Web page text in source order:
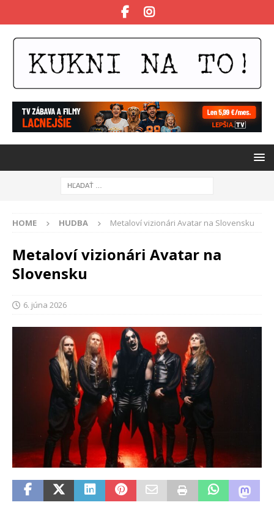
HOME HUDBA Metaloví vizionári Avatar na Slovensku
Metaloví vizionári Avatar na
Slovensku
6. júna 2026